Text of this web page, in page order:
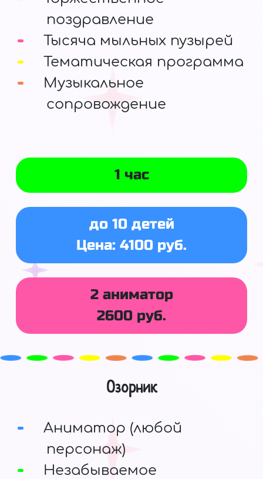
поздравление
Тысяча мыльных пузырей
Тематическая программа
Музыкальное
сопровождение
1 час
до 10 детей
Цена: 4100 руб.
2 аниматор
2600 руб.
Озорник
Аниматор (любой
персонаж)
Незабываемое